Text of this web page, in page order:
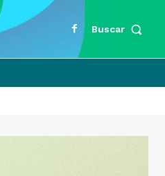
Buscar